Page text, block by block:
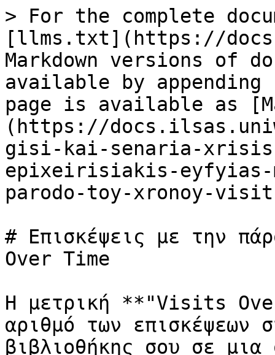
> For the complete
[llms.txt](https://
Markdown versions of
available by
page is available as
(https://
gisi-kai-senaria-
epixeirisiakis-eyfyias-
parodo-toy-xronoy-
# Επισκέψεις με την
Over Time
Η μετρική **"Visits
αριθμό των επισκέψεων
βιβλιοθήκης σου σε μια